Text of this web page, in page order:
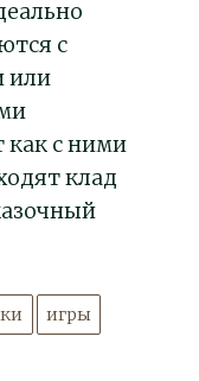
с
или
с ними
клад
игры